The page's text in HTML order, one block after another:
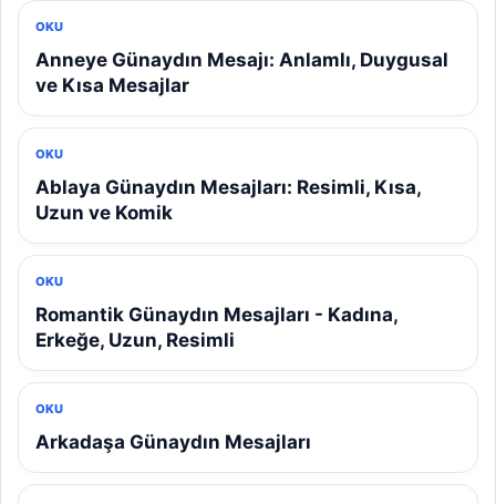
OKU
Anneye Günaydın Mesajı: Anlamlı, Duygusal
ve Kısa Mesajlar
OKU
Ablaya Günaydın Mesajları: Resimli, Kısa,
Uzun ve Komik
OKU
Romantik Günaydın Mesajları - Kadına,
Erkeğe, Uzun, Resimli
OKU
Arkadaşa Günaydın Mesajları